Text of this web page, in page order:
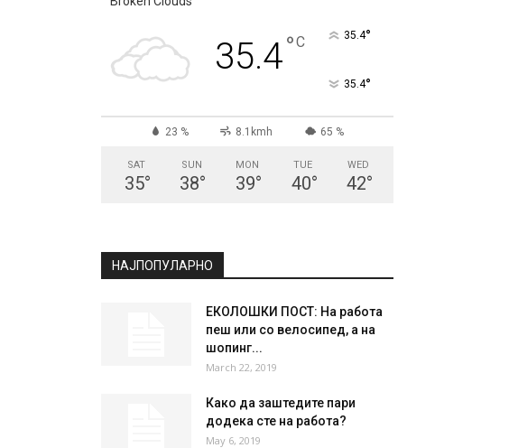
35.4°C 35.4°
35.4°
23 % 8.1kmh 65 %
SAT
35°
SUN
38°
MON
39°
TUE
40°
WED
42°
НАЈПОПУЛАРНО
ЕКОЛОШКИ ПОСТ: На работа
пеш или со велосипед, а на
шопинг...
March 22, 2019
Како да заштедите пари
додека сте на работа?
May 6, 2019